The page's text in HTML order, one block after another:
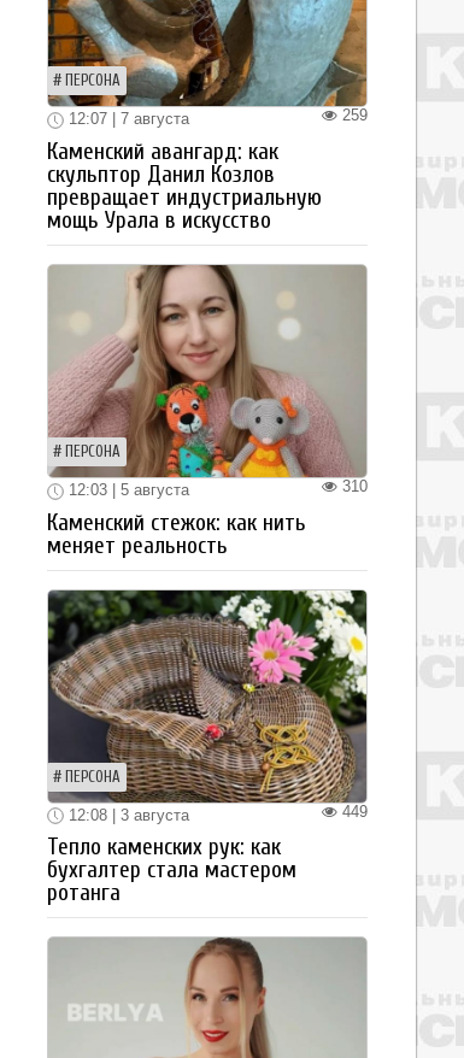
ПЕРСОНА
259
12:07 | 7 августа
Каменский авангард: как
скульптор Данил Козлов
превращает индустриальную
мощь Урала в искусство
ПЕРСОНА
310
12:03 | 5 августа
Каменский стежок: как нить
меняет реальность
ПЕРСОНА
449
12:08 | 3 августа
Тепло каменских рук: как
бухгалтер стала мастером
ротанга